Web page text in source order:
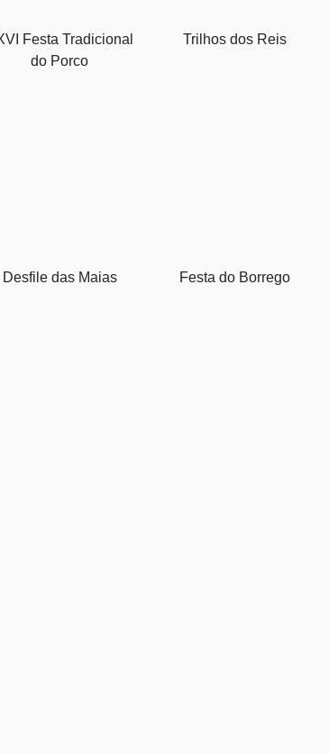
Festa Tradicional
do Porco
Trilhos dos Reis
Desfile das Maias Festa do Borrego